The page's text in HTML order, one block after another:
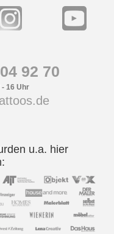
92 70
16 Uhr
u.a. hier